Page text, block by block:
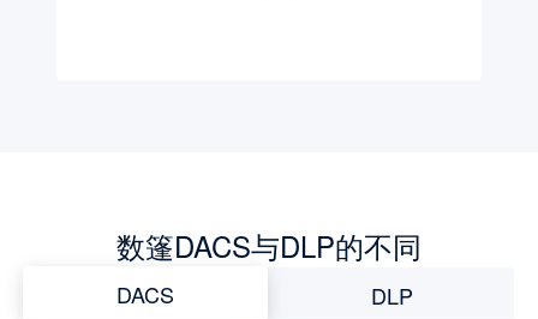
数篷DACS与DLP的不同
DACS DLP